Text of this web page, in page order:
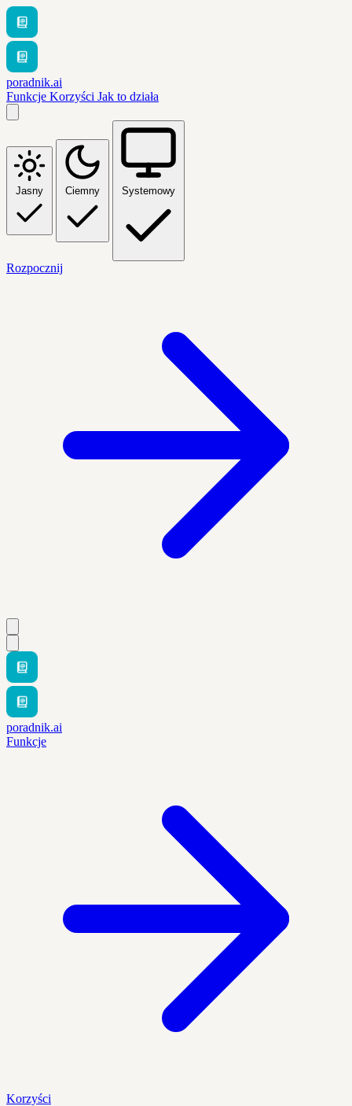
poradnik.ai
Funkcje Korzyści Jak to działa
Jasny Ciemny Systemowy
Rozpocznij
poradnik.ai
Funkcje
Korzyści